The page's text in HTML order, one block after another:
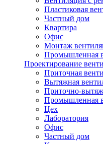
Пластиковая
Частный дом
Квартира
Офис
Монтаж
Промышленная
Проектирование
Приточная
Вытяжная
Приточно-
Промышленная
Цех
Лаборатория
Офис
Частный дом